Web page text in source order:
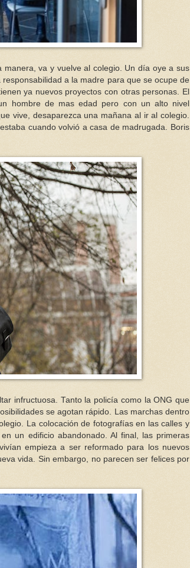
va y vuelve al colegio. Un día oye a sus
a la madre para que se ocupe de
ya nuevos proyectos con otras personas. El
hombre de mas edad pero con un alto nivel
vive, desaparezca una mañana al ir al colegio.
cuando volvió a casa de madrugada. Boris
infructuosa. Tanto la policía como la ONG que
se agotan rápido. Las marchas dentro
La colocación de fotografías en las calles y
un edificio abandonado. Al final, las primeras
empieza a ser reformado para los nuevos
vida. Sin embargo, no parecen ser felices por